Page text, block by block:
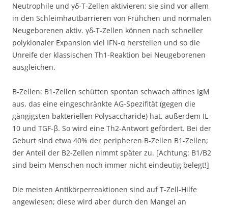
Neutrophile und γδ-T-Zellen aktivieren; sie sind vor allem
in den Schleimhautbarrieren von Frühchen und normalen
Neugeborenen aktiv. γδ-T-Zellen können nach schneller
polyklonaler Expansion viel IFN-α herstellen und so die
Unreife der klassischen Th1-Reaktion bei Neugeborenen
ausgleichen.
B-Zellen: B1-Zellen schütten spontan schwach affines IgM
aus, das eine eingeschränkte AG-Spezifität (gegen die
gängigsten bakteriellen Polysaccharide) hat, außerdem IL-
10 und TGF-β. So wird eine Th2-Antwort gefördert. Bei der
Geburt sind etwa 40% der peripheren B-Zellen B1-Zellen;
der Anteil der B2-Zellen nimmt später zu. [Achtung: B1/B2
sind beim Menschen noch immer nicht eindeutig belegt!]
Die meisten Antikörperreaktionen sind auf T-Zell-Hilfe
angewiesen; diese wird aber durch den Mangel an